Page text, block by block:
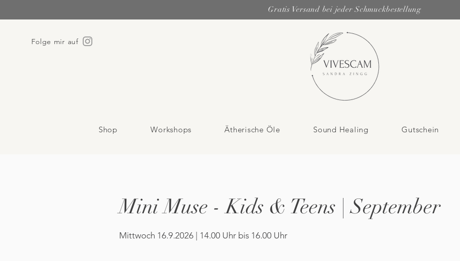
Gratis Versand bei jeder Schmuckbestellung
Folge mir auf
Shop Workshops Ätherische Öle Sound Healing Gutschein
Mini Muse - Kids & Teens | September
Mittwoch 16.9.2026 | 14.00 Uhr bis 16.00 Uhr